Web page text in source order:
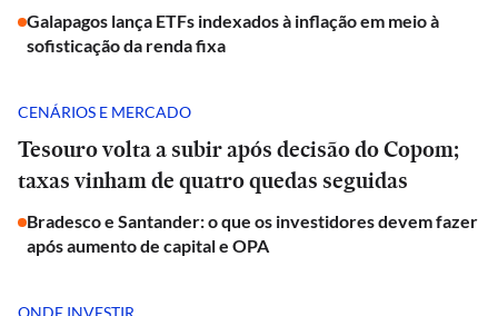
Galapagos lança ETFs indexados à inflação em meio à
sofisticação da renda fixa
CENÁRIOS E MERCADO
Tesouro volta a subir após decisão do Copom;
taxas vinham de quatro quedas seguidas
Bradesco e Santander: o que os investidores devem fazer
após aumento de capital e OPA
ONDE INVESTIR